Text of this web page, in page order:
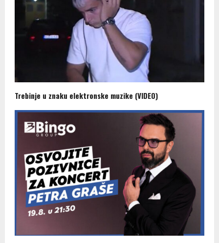
Trebinje u znaku elektronske muzike (VIDEO)